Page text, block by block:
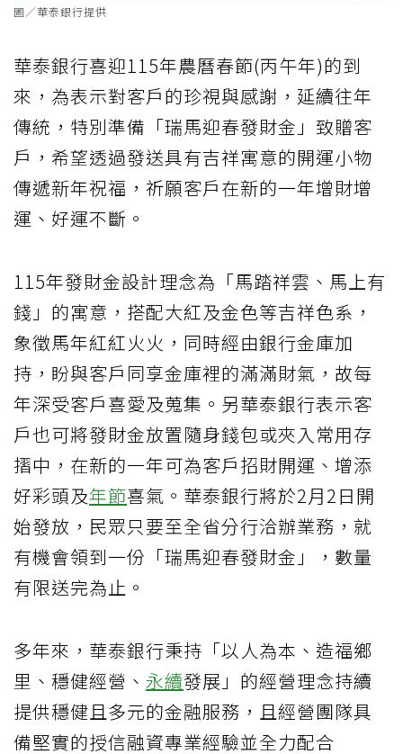
圖／華泰銀行提供
華泰銀行喜迎115年農曆春節(丙午年)的到
來，為表示對客戶的珍視與感謝，延續往年
傳統，特別準備「瑞馬迎春發財金」致贈客
戶，希望透過發送具有吉祥寓意的開運小物
傳遞新年祝福，祈願客戶在新的一年增財增
運、好運不斷。
115年發財金設計理念為「馬踏祥雲、馬上有
錢」的寓意，搭配大紅及金色等吉祥色系，
象徵馬年紅紅火火，同時經由銀行金庫加
持，盼與客戶同享金庫裡的滿滿財氣，故每
年深受客戶喜愛及蒐集。另華泰銀行表示客
戶也可將發財金放置隨身錢包或夾入常用存
摺中，在新的一年可為客戶招財開運、增添
好彩頭及年節喜氣。華泰銀行將於2月2日開
始發放，民眾只要至全省分行洽辦業務，就
有機會領到一份「瑞馬迎春發財金」，數量
有限送完為止。
多年來，華泰銀行秉持「以人為本、造福鄉
里、穩健經營、 永續發展」的經營理念持續
提供穩健且多元的金融服務，且經營團隊具
備堅實的授信融資專業經驗並全力配合